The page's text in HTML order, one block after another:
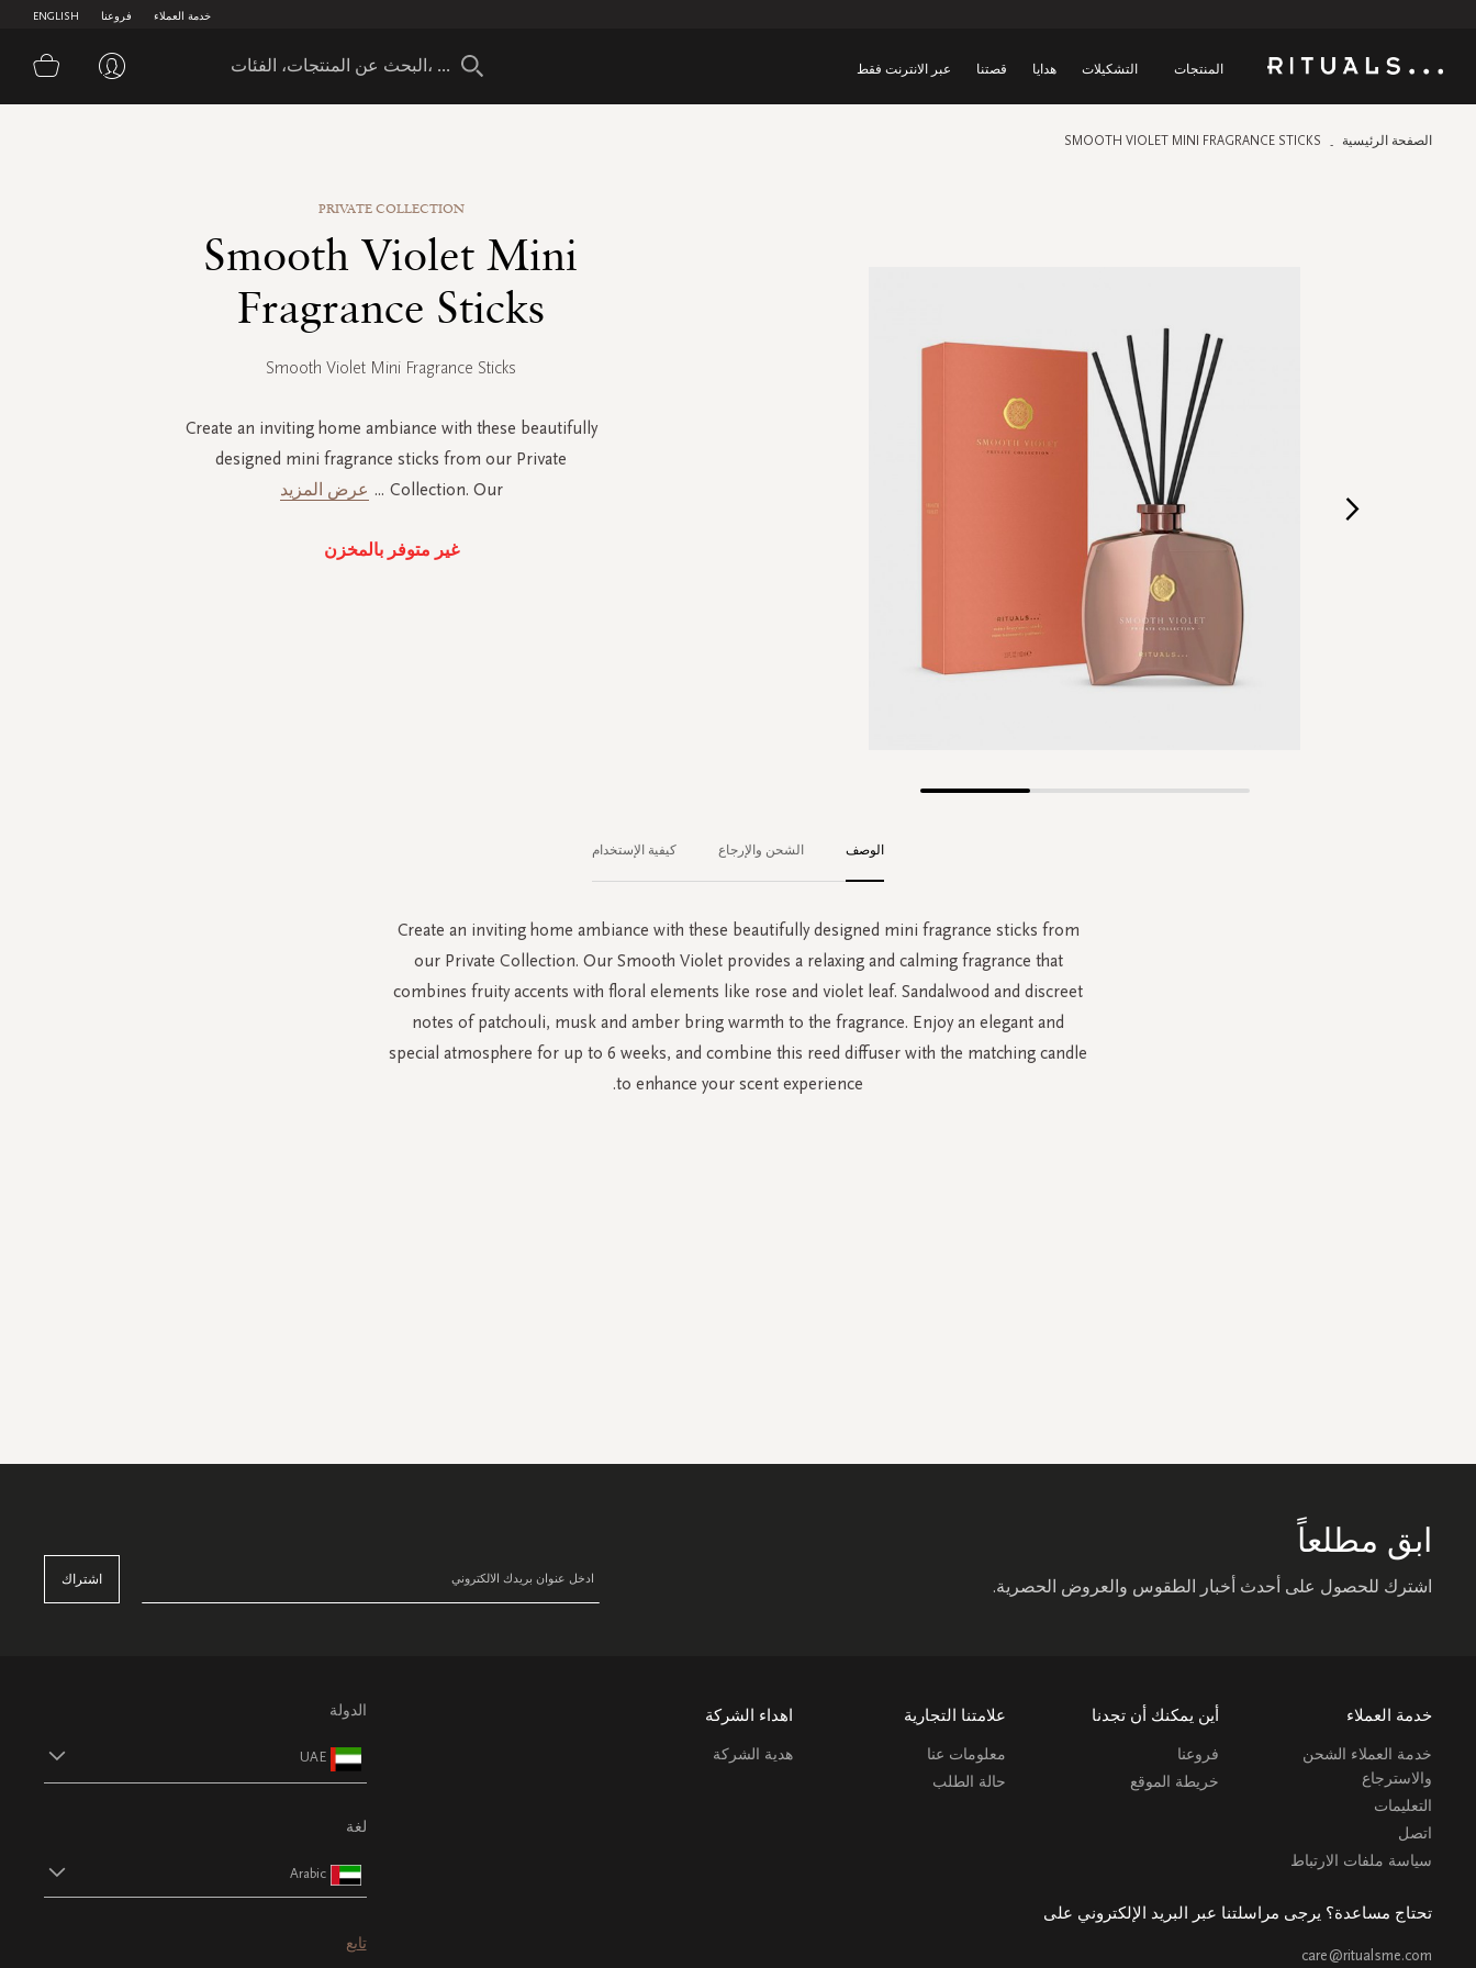
ENGLISH فروعنا خدمة العملاء
المنتجات التشكيلات هدايا قصتنا عبر الانترنت فقط سلة
الصفحة الرئيسية SMOOTH VIOLET MINI FRAGRANCE STICKS
PRIVATE COLLECTION
Smooth Violet Mini
Fragrance Sticks
Smooth Violet Mini Fragrance Sticks
Create an inviting home ambiance with these beautifully
designed mini fragrance sticks from our Private
Collection. Our
... عرض المزيد
غير متوفر بالمخزن
الوصف
Create an inviting home ambiance with these beautifully designed mini fragrance sticks from
our Private Collection. Our Smooth Violet provides a relaxing and calming fragrance that
combines fruity accents with floral elements like rose and violet leaf. Sandalwood and discreet
notes of patchouli, musk and amber bring warmth to the fragrance. Enjoy an elegant and
special atmosphere for up to 6 weeks, and combine this reed diffuser with the matching candle
to enhance your scent experience.
الشحن والإرجاع كيفية الإستخدام
ابق مطلعاً
اشترك للحصول على أحدث أخبار الطقوس والعروض الحصرية. اشتراك
خدمة العملاء
خدمة العملاء الشحن
والاسترجاع
التعليمات
اتصل
سياسة ملفات الارتباط
أين يمكنك أن تجدنا
فروعنا
خريطة الموقع
علامتنا التجارية
معلومات عنا
حالة الطلب
اهداء الشركة
هدية الشركة
تحتاج مساعدة؟ يرجى مراسلتنا عبر البريد الإلكتروني على
care@ritualsme.com
الدولة
UAE
لغة
Arabic
تابع